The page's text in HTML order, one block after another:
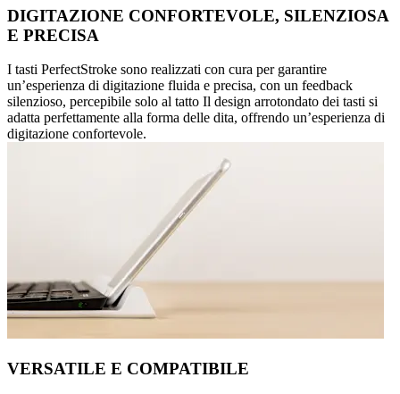
DIGITAZIONE CONFORTEVOLE, SILENZIOSA
E PRECISA
I tasti PerfectStroke sono realizzati con cura per garantire
un’esperienza di digitazione fluida e precisa, con un feedback
silenzioso, percepibile solo al tatto Il design arrotondato dei tasti si
adatta perfettamente alla forma delle dita, offrendo un’esperienza di
digitazione confortevole.
VERSATILE E COMPATIBILE